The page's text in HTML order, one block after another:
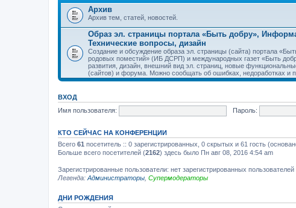
Архив
Архив тем, статей, новостей.
Образ эл. страницы портала «Быть добру»,
Технические вопросы, дизайн
Создание и обсуждение образа эл. страницы (сайта) портала
родовых поместий» (ИБ ДСРП) и международных газет «Быть
развития, дизайн, внешний вид эл. страниц, новые
(сайтов) и форума. Можно сообщать об ошибках, недоработках и
ВХОД
Имя пользователя:
Пароль:
КТО СЕЙЧАС НА КОНФЕРЕНЦИИ
Всего 61 посетитель :: 0 зарегистрированных, 0 скрытых и 61 гость
Больше всего посетителей (2162) здесь было Пн авг 08, 2016 4:54 am
Зарегистрированные пользователи: нет зарегистрированных пользователей
Легенда: Администраторы Супермодераторы
ДНИ РОЖДЕНИЯ